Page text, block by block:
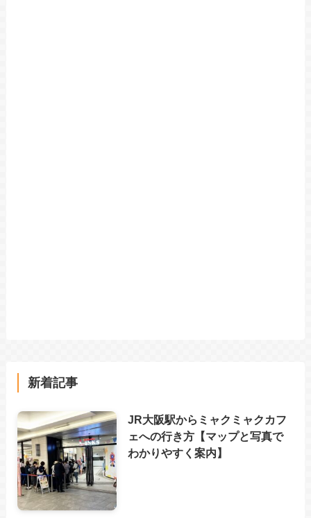
新着記事
JR大阪駅からミャクミャクカフ
ェへの行き方【マップと写真で
わかりやすく案内】